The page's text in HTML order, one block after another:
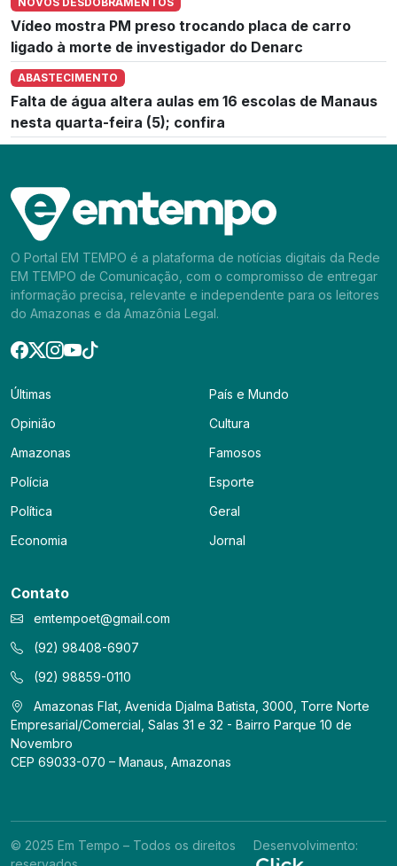
Vídeo mostra PM preso trocando placa de carro
ligado à morte de investigador do Denarc
ABASTECIMENTO
Falta de água altera aulas em 16 escolas de Manaus
nesta quarta-feira (5); confira
O Portal EM TEMPO é a plataforma de notícias digitais da Rede
EM TEMPO de Comunicação, com o compromisso de entregar
informação precisa, relevante e independente para os leitores
do Amazonas e da Amazônia Legal.
Últimas
Opinião
Amazonas
Polícia
Política
Economia
País e Mundo
Cultura
Famosos
Esporte
Geral
Jornal
Contato
emtempoet@gmail.com
(92) 98408-6907
(92) 98859-0110
Amazonas Flat, Avenida Djalma Batista, 3000, Torre Norte
Empresarial/Comercial, Salas 31 e 32 - Bairro Parque 10 de
Novembro
CEP 69033-070 – Manaus, Amazonas
© 2025 Em Tempo – Todos os direitos
Desenvolvimento: